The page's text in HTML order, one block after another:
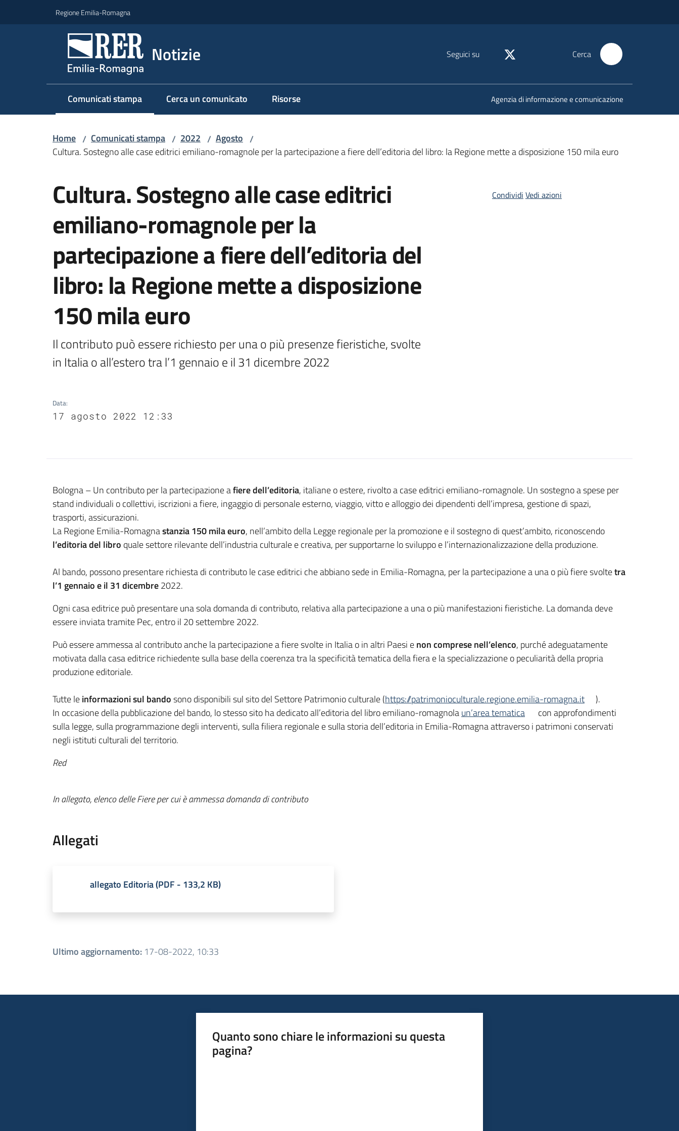
Regione Emilia-Romagna
Notizie Seguici su Cerca
Comunicati stampa
Menu selezionato Cerca un comunicato Risorse Agenzia di informazione e comunicazione
Home / Comunicati stampa / 2022 / Agosto /
Cultura. Sostegno alle case editrici emiliano-romagnole per la partecipazione a fiere dell’editoria del libro: la Regione mette a disposizione 150 mila euro
Cultura. Sostegno alle case editrici
emiliano-romagnole per la
partecipazione a fiere dell’editoria del
libro: la Regione mette a disposizione
150 mila euro
Il contributo può essere richiesto per una o più presenze fieristiche, svolte
in Italia o all’estero tra l’1 gennaio e il 31 dicembre 2022
Data:
17 agosto 2022 12:33
Condividi Vedi azioni
Contenuto
Bologna – Un contributo per la partecipazione afiere dell’editoria, italiane o estere, rivolto a case editrici emiliano-romagnole. Un sostegno a spese per
stand individuali o collettivi, iscrizioni a fiere, ingaggio di personale esterno, viaggio, vitto e alloggio dei dipendenti dell’impresa, gestione di spazi,
trasporti, assicurazioni.
La Regione Emilia-Romagnastanzia 150 mila euro, nell’ambito della Legge regionale per la promozione e il sostegno di quest’ambito, riconoscendo
l’editoria del libro quale settore rilevante dell’industria culturale e creativa, per supportarne lo sviluppo e l’internazionalizzazione della produzione.
Al bando, possono presentare richiesta di contributo le case editrici che abbiano sede in Emilia-Romagna, per la partecipazione a una o più fiere svoltetra
l’1 gennaio e il 31 dicembre2022.
Ogni casa editrice può presentare una sola domanda di contributo, relativa alla partecipazione a una o più manifestazioni fieristiche. La domanda deve
essere inviata tramite Pec, entro il 20 settembre 2022.
Può essere ammessa al contributo anche la partecipazione a fiere svolte in Italia o in altri Paesi enon comprese nell’elenco, purché adeguatamente
motivata dalla casa editrice richiedente sulla base della coerenza tra la specificità tematica della fiera e la specializzazione o peculiarità della propria
produzione editoriale.
Tutte leinformazioni sul bandosono disponibili sul sito del Settore Patrimonio culturale (https://patrimonioculturale.regione.emilia-romagna.it
).
In occasione della pubblicazione del bando, lo stesso sito ha dedicato all’editoria del libro emiliano-romagnolaun’area tematica
con approfondimenti
sulla legge, sulla programmazione degli interventi, sulla filiera regionale e sulla storia dell’editoria in Emilia-Romagna attraverso i patrimoni conservati
negli istituti culturali del territorio.
Red
In allegato, elenco delleFiere per cui è ammessa domanda di contributo
Allegati
allegato Editoria(PDF - 133,2 KB)
Ultimo aggiornamento: 17-08-2022, 10:33
Quanto sono chiare le informazioni su questa
pagina?